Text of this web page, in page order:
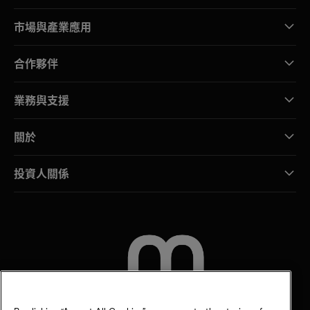
市場與產業應用
合作夥伴
業務與支援
關於
投資人關係